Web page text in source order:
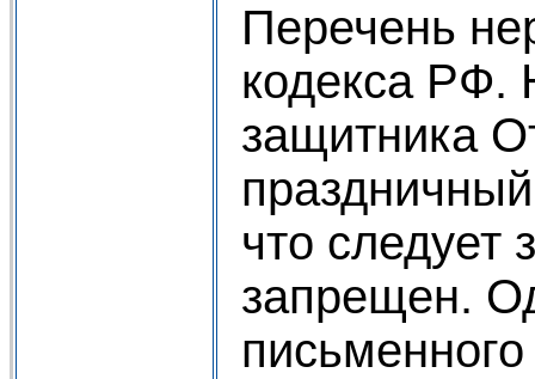
Перечень
кодекса РФ.
защитника
что следует
запрещен.